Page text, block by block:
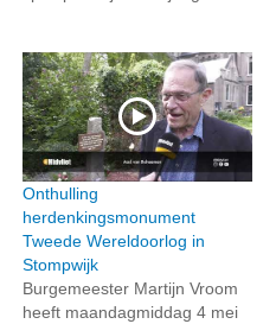
Onthulling
herdenkingsmonument
Tweede Wereldoorlog in
Stompwijk
Burgemeester Martijn Vroom
heeft maandagmiddag 4 mei